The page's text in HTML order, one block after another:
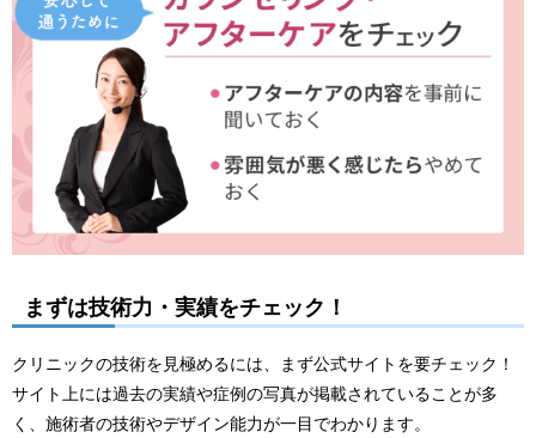
まずは技術力・実績をチェック！
クリニックの技術を見極めるには、まず公式サイトを要チェック！
サイト上には過去の実績や症例の写真が掲載されていることが多
く、施術者の技術やデザイン能力が一目でわかります。